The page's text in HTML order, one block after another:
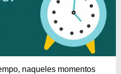
naqueles momentos